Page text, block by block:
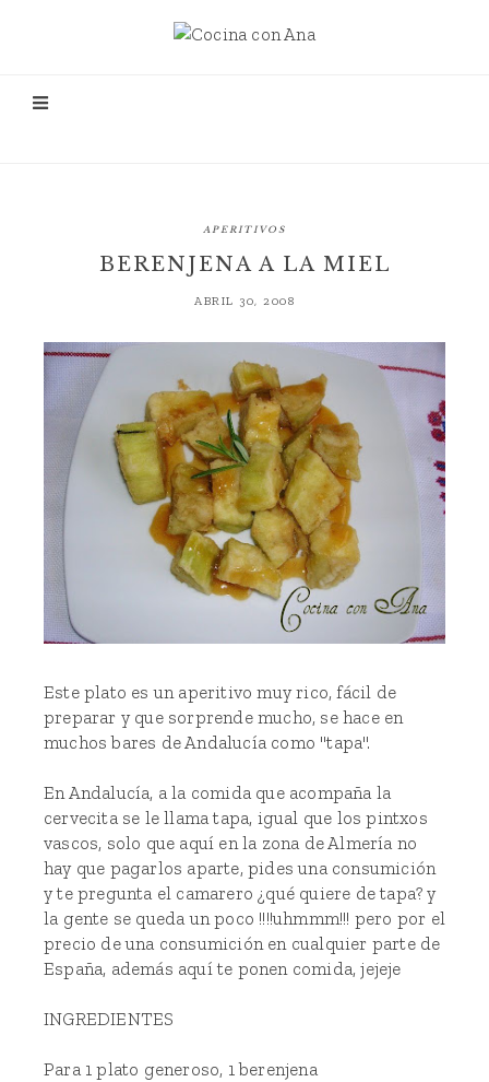
APERITIVOS
BERENJENA A LA MIEL
ABRIL 30, 2008
Este plato es un aperitivo muy rico, fácil de
preparar y que sorprende mucho, se hace en
muchos bares de Andalucía como "tapa".
En Andalucía, a la comida que acompaña la
cervecita se le llama tapa, igual que los pintxos
vascos, solo que aquí en la zona de Almería no
hay que pagarlos aparte, pides una consumición
y te pregunta el camarero ¿qué quiere de tapa? y
la gente se queda un poco !!!!uhmmm!!! pero por el
precio de una consumición en cualquier parte de
España, además aquí te ponen comida, jejeje
INGREDIENTES
Para 1 plato generoso, 1 berenjena